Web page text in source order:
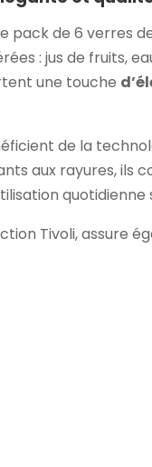
pack de 6 verres
: jus de fruits,
une touche
de la
aux rayures, ils
Tivoli, assure